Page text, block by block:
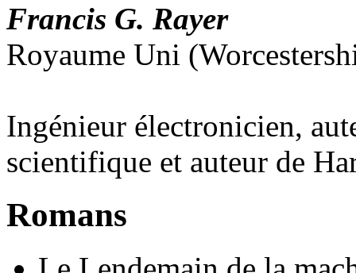
Francis G. Rayer
Royaume Uni
Ingénieur électronicien,
scientifique et auteur de
Romans